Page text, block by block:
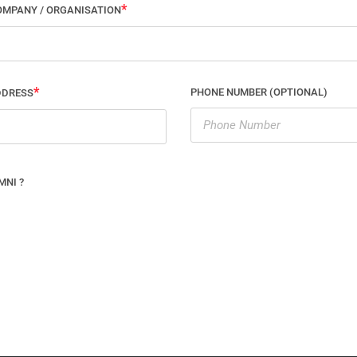
/ ORGANISATION
PHONE NUMBER (OPTIONAL)
?